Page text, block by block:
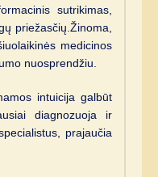
sutrikimas,
priežasčių.Žinoma,
medicinos
nuosprendžiu.
intuicija galbūt
diagnozuoja ir
prajaučia